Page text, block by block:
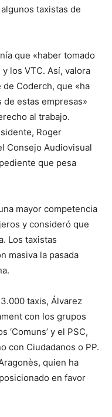
taxistas de
que «haber tomado
los VTC. Así, valora
Coderch, que «ha
estas empresas»
al trabajo.
Roger
Consejo Audiovisual
que pesa
mayor competencia
y consideró que
Los taxistas
masiva la pasada
taxis, Álvarez
con los grupos
‘Comuns’ y el PSC,
con Ciudadanos o PP.
quien ha
en favor